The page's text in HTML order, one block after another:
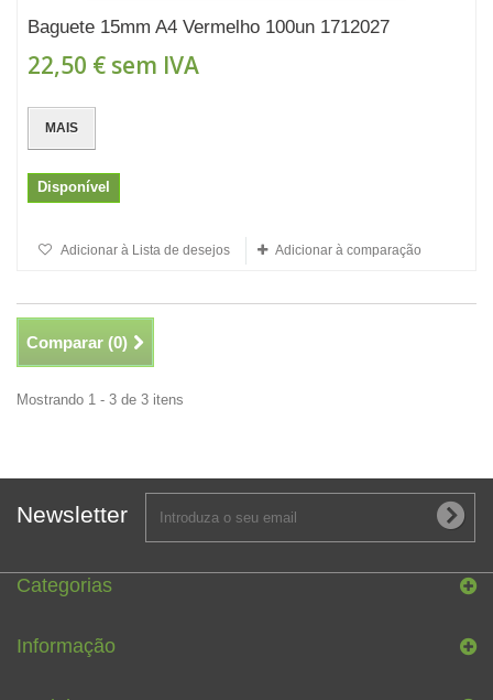
Baguete 15mm A4 Vermelho 100un 1712027
22,50 € sem IVA
MAIS
Disponível
Adicionar à Lista de desejos Adicionar à comparação
Comparar (0)
Mostrando 1 - 3 de 3 itens
Newsletter
Categorias
Informação